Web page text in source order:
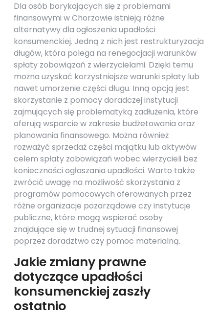
Dla osób borykających się z problemami
finansowymi w Chorzowie istnieją różne
alternatywy dla ogłoszenia upadłości
konsumenckiej. Jedną z nich jest restrukturyzacja
długów, która polega na renegocjacji warunków
spłaty zobowiązań z wierzycielami. Dzięki temu
można uzyskać korzystniejsze warunki spłaty lub
nawet umorzenie części długu. Inną opcją jest
skorzystanie z pomocy doradczej instytucji
zajmujących się problematyką zadłużenia, które
oferują wsparcie w zakresie budżetowania oraz
planowania finansowego. Można również
rozważyć sprzedaż części majątku lub aktywów
celem spłaty zobowiązań wobec wierzycieli bez
konieczności ogłaszania upadłości. Warto także
zwrócić uwagę na możliwość skorzystania z
programów pomocowych oferowanych przez
różne organizacje pozarządowe czy instytucje
publiczne, które mogą wspierać osoby
znajdujące się w trudnej sytuacji finansowej
poprzez doradztwo czy pomoc materialną.
Jakie zmiany prawne
dotyczące upadłości
konsumenckiej zaszły
ostatnio